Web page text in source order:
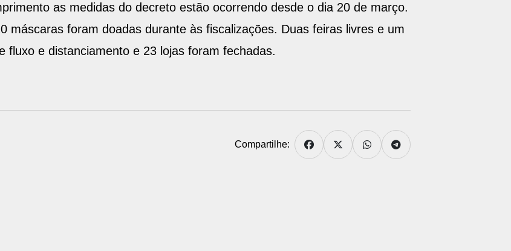
as medidas do decreto estão ocorrendo desde o dia 20 de março.
máscaras foram doadas durante às fiscalizações. Duas feiras livres e um
fluxo e distanciamento e 23 lojas foram fechadas.
Compartilhe: